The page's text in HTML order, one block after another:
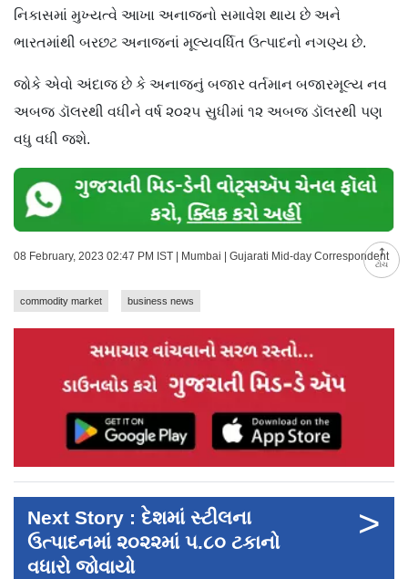
ટોચ
નિકાસમાં મુખ્યત્વે આખા અનાજનો સમાવેશ થાય છે અને
ભારતમાંથી બરછટ અનાજનાં મૂલ્યવર્ધિત ઉત્પાદનો નગણ્ય છે.
જોકે એવો અંદાજ છે કે અનાજનું બજાર વર્તમાન બજારમૂલ્ય નવ
અબજ ડૉલરથી વધીને વર્ષ ૨૦૨૫ સુધીમાં ૧૨ અબજ ડૉલરથી પણ
વધુ વધી જશે.
08 February, 2023 02:47 PM IST | Mumbai | Gujarati Mid-day Correspondent
commodity market business news
Next Story : દેશમાં સ્ટીલના
ઉત્પાદનમાં ૨૦૨૨માં ૫.૮૦ ટકાનો
વધારો જોવાયો
>